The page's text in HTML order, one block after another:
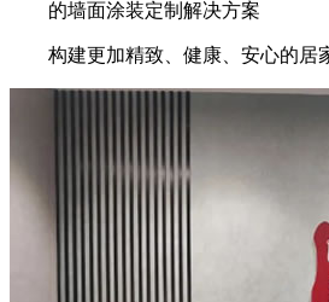
的墙面涂装定制解决方案
构建更加精致、健康、安心的居家